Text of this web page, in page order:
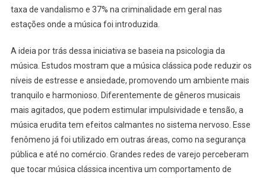
taxa de vandalismo e 37% na criminalidade em geral nas
estações onde a música foi introduzida.
A ideia por trás dessa iniciativa se baseia na psicologia da
música. Estudos mostram que a música clássica pode reduzir os
níveis de estresse e ansiedade, promovendo um ambiente mais
tranquilo e harmonioso. Diferentemente de gêneros musicais
mais agitados, que podem estimular impulsividade e tensão, a
música erudita tem efeitos calmantes no sistema nervoso. Esse
fenômeno já foi utilizado em outras áreas, como na segurança
pública e até no comércio. Grandes redes de varejo perceberam
que tocar música clássica incentiva um comportamento de